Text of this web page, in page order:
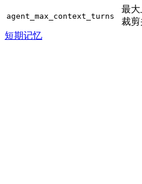
agent_max_context_turns
最
裁
短期记忆